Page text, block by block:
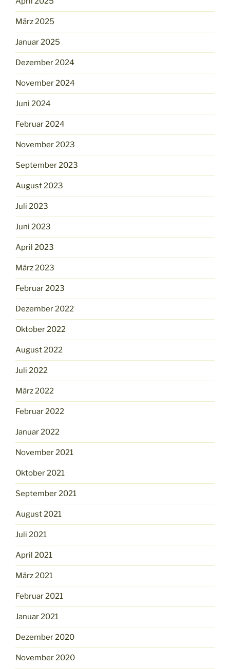
März 2025
Januar 2025
Dezember 2024
November 2024
Juni 2024
Februar 2024
November 2023
September 2023
August 2023
Juli 2023
Juni 2023
April 2023
März 2023
Februar 2023
Dezember 2022
Oktober 2022
August 2022
Juli 2022
März 2022
Februar 2022
Januar 2022
November 2021
Oktober 2021
September 2021
August 2021
Juli 2021
April 2021
März 2021
Februar 2021
Januar 2021
Dezember 2020
November 2020